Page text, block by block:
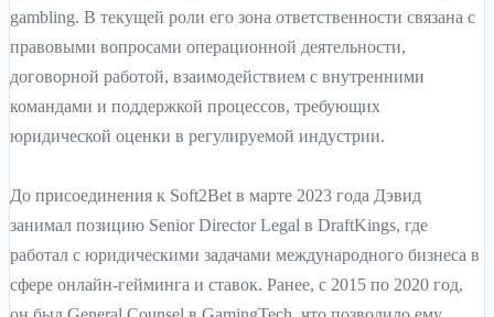
gambling. В текущей роли его зона ответственности связана с
правовыми вопросами операционной деятельности,
договорной работой, взаимодействием с внутренними
командами и поддержкой процессов, требующих
юридической оценки в регулируемой индустрии.
До присоединения к Soft2Bet в марте 2023 года Дэвид
занимал позицию Senior Director Legal в DraftKings, где
работал с юридическими задачами международного бизнеса в
сфере онлайн-гейминга и ставок. Ранее, с 2015 по 2020 год,